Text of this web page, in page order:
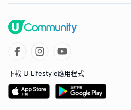
下載 U Lifestyle應用程式